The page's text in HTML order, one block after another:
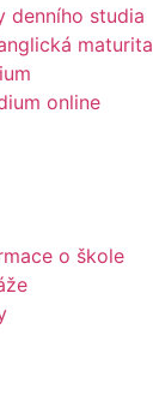
denního studia
maturita
online
o škole